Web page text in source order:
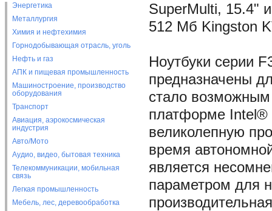
Энергетика
Металлургия
Химия и нефтехимия
Горнодобывающая отрасль, уголь
Нефть и газ
АПК и пищевая промышленность
Машиностроение, производство
оборудования
Транспорт
Авиация, аэрокосмическая
индустрия
Авто/Мото
Аудио, видео, бытовая техника
Телекоммуникации, мобильная
связь
Легкая промышленность
Мебель, лес, деревообработка
SuperMulti, 15.4"
512 Мб Kingston
Ноутбуки серии
предназначены
стало
платформе Intel®
великолепную
время
является
параметром для